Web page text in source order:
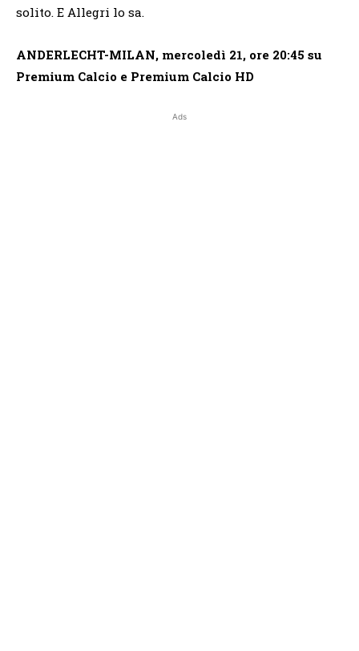
solito. E Allegri lo sa.
ANDERLECHT-MILAN, mercoledì 21, ore 20:45 su
Premium Calcio e Premium Calcio HD
Ads